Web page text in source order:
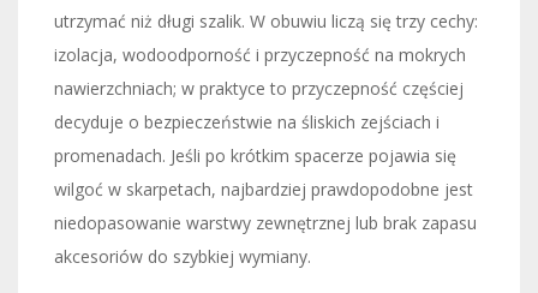
utrzymać niż długi szalik. W obuwiu liczą się trzy cechy:
izolacja, wodoodporność i przyczepność na mokrych
nawierzchniach; w praktyce to przyczepność częściej
decyduje o bezpieczeństwie na śliskich zejściach i
promenadach. Jeśli po krótkim spacerze pojawia się
wilgoć w skarpetach, najbardziej prawdopodobne jest
niedopasowanie warstwy zewnętrznej lub brak zapasu
akcesoriów do szybkiej wymiany.